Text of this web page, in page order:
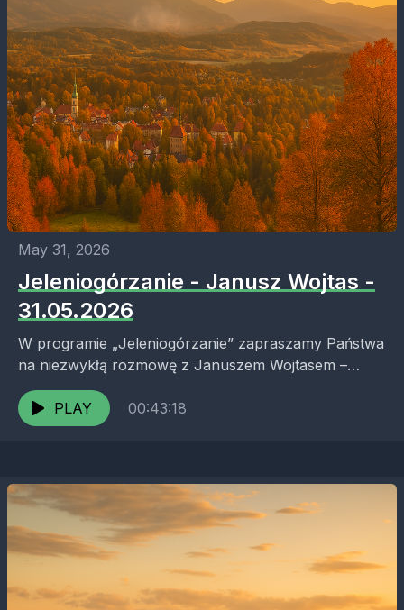
May 31, 2026
Jeleniogórzanie - Janusz Wojtas -
31.05.2026
W programie „Jeleniogórzanie” zapraszamy Państwa
na niezwykłą rozmowę z Januszem Wojtasem –
pedagogiem, społecznikiem, miłośnikiem Karkonoszy
i wieloletnim dyrektorem legendarnego Technikum
Drzewnego w Sobieszowie....
PLAY 00:43:18